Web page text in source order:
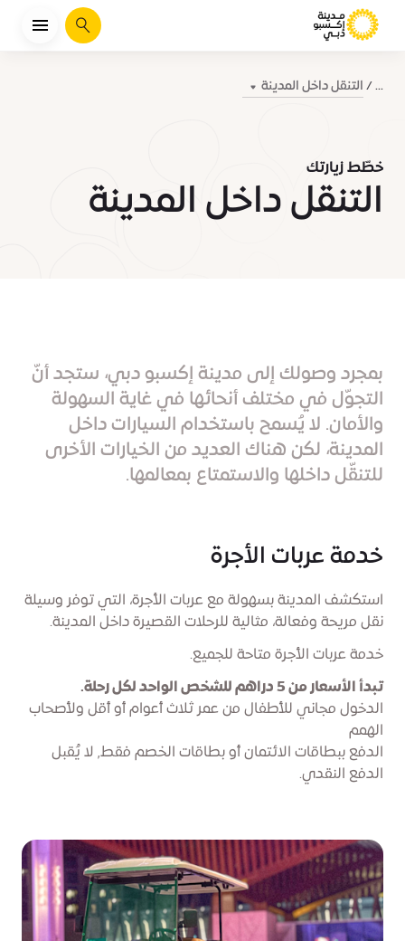
يبحث
... التنقل داخل المدينة
خطّط زيارتك
التنقل داخل المدينة
بمجرد وصولك إلى مدينة إكسبو دبي، ستجد أنّ
التجوّل في مختلف أنحائها في غاية السهولة
والأمان. لا يُسمح باستخدام السيارات داخل
المدينة، لكن هناك العديد من الخيارات الأخرى
للتنقّل داخلها والاستمتاع بمعالمها.
خدمة عربات الأجرة
استكشف المدينة بسهولة مع عربات الأجرة، التي توفر وسيلة
نقل مريحة وفعالة، مثالية للرحلات القصيرة داخل المدينة.
خدمة عربات الأجرة متاحة للجميع.
تبدأ الأسعار من 5 دراهم للشخص الواحد لكل رحلة.
الدخول مجاني للأطفال من عمر ثلاث أعوام أو أقل ولأصحاب
الهمم
الدفع ببطاقات الائتمان أو بطاقات الخصم فقط, لا يُقبل
الدفع النقدي.